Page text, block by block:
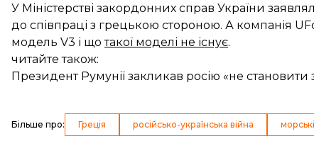
У Міністерстві закордонних справ України
до співпраці з грецькою стороною. А компанія
модель V3 і щотакої моделі не існує.
читайте також:
Президент Румунії закликав росію «не становити
Більше про: Греція російсько-українська війна